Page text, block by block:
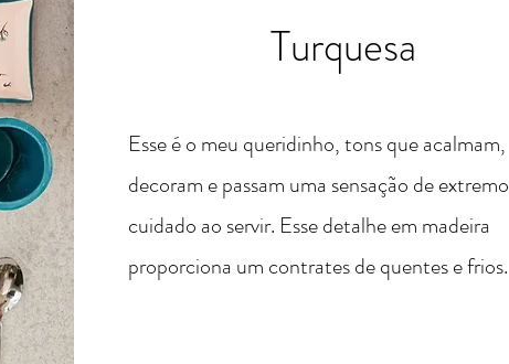
Turquesa
Esse é o meu queridinho, tons que acalmam,
decoram e passam uma sensação de extremo
cuidado ao servir. Esse detalhe em madeira
proporciona um contrates de quentes e frios.